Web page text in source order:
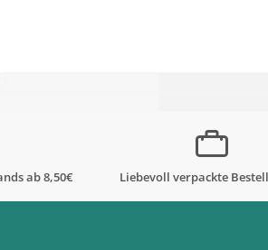
ab 8,50€ Liebevoll verpackte